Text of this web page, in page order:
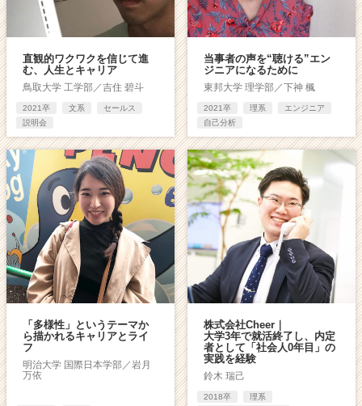
直観的ワクワクを信じて進
む、人生とキャリア
鳥取大学 工学部／吉住 碧斗
2021卒 文系
セールス
説明会
当事者の声を“聴ける”エン
ジニアになるために
東邦大学 理学部／下神 楓
2021卒 理系
エンジニア
自己分析
「多様性」というテーマか
ら描かれるキャリアとライ
フ
明治大学 国際日本学部／岩月
万依
株式会社Cheer｜
大学3年で就活終了し、内定
者として「社会人0年目」の
実践を経験
鈴木 瑞己
2018卒
理系